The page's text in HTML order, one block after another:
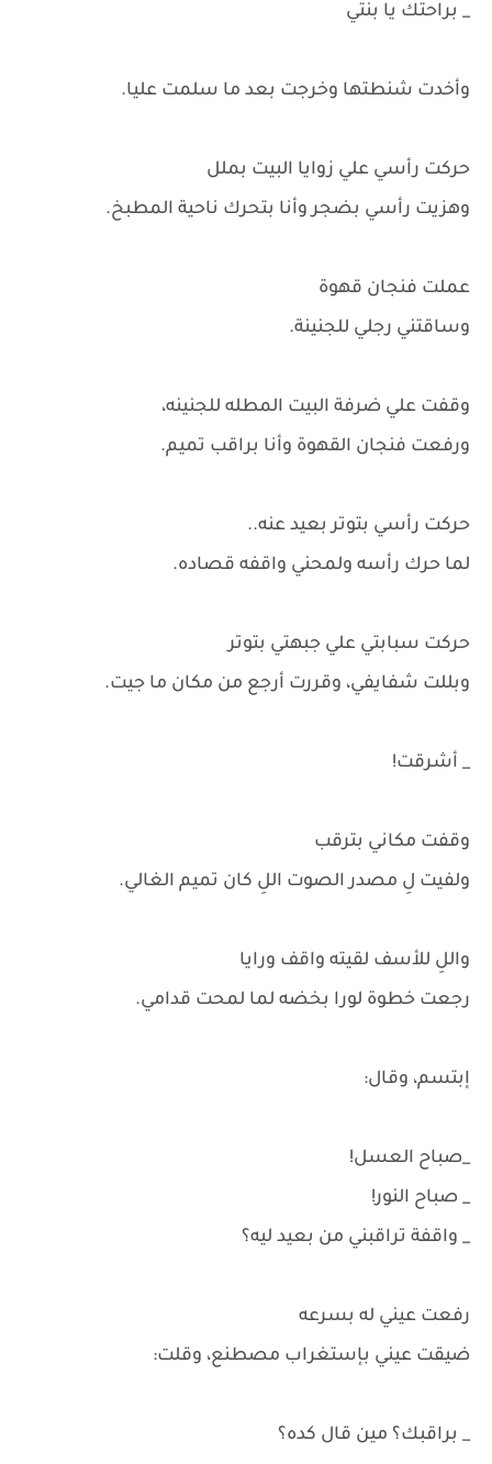
_ براحتك يا بنتي
وأخدت شنطتها وخرجت بعد ما سلمت عليا.
حركت رأسي علي زوايا البيت بملل
وهزيت رأسي بضجر وأنا بتحرك ناحية المطبخ.
عملت فنجان قهوة
وساقتني رجلي للجنينة.
وقفت علي ضرفة البيت المطله للجنينه،
ورفعت فنجان القهوة وأنا براقب تميم.
حركت رأسي بتوتر بعيد عنه..
لما حرك رأسه ولمحني واقفه قصاده.
حركت سبابتي علي جبهتي بتوتر
وبللت شفايفي، وقررت أرجع من مكان ما جيت.
_ أشرقت!
وقفت مكاني بترقب
ولفيت لِ مصدر الصوت اللِ كان تميم الغالي.
واللِ للأسف لقيته واقف ورايا
رجعت خطوة لورا بخضه لما لمحت قدامي.
إبتسم، وقال:
_صباح العسل!
_ صباح النور!
_ واقفة تراقبني من بعيد ليه؟
رفعت عيني له بسرعه
ضيقت عيني بإستغراب مصطنع، وقلت:
_ براقبك؟ مين قال كده؟